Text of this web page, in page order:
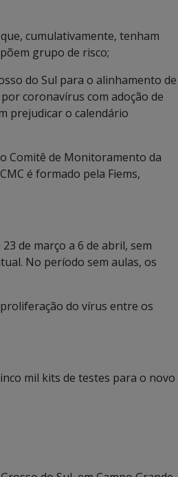
cumulativamente, tenham
grupo de risco;
do Sul para o alinhamento de
coronavírus com adoção de
prejudicar o calendário
Comitê de Monitoramento da
é formado pela Fiems,
de março a 6 de abril, sem
No período sem aulas, os
do vírus entre os
mil kits de testes para o novo